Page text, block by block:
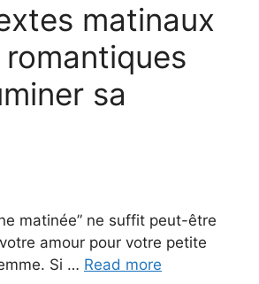
matinaux
sa
matinée” ne suffit peut-être
amour pour votre petite
Si … Read more